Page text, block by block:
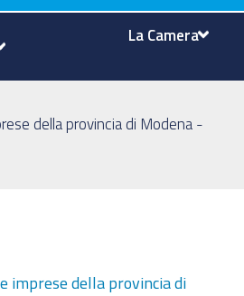
sito
La Camera
della provincia di Modena -
imprese della provincia di